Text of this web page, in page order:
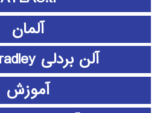
آلمان
آلن بردلی Allen bradley
آموزش